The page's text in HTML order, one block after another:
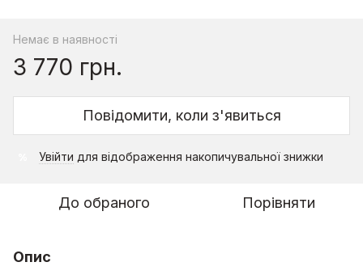
Немає в наявності
3 770 грн.
Повідомити, коли з'явиться
Увійти для відображення накопичувальної знижки
До обраного Порівняти
Опис